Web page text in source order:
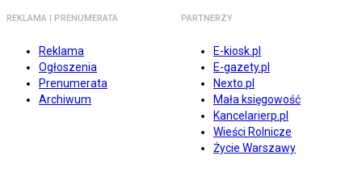
REKLAMA I PRENUMERATA
Reklama
Ogłoszenia
Prenumerata
Archiwum
PARTNERZY
E-kiosk.pl
E-gazety.pl
Nexto.pl
Mała księgowość
Kancelarierp.pl
Wieści Rolnicze
Życie Warszawy